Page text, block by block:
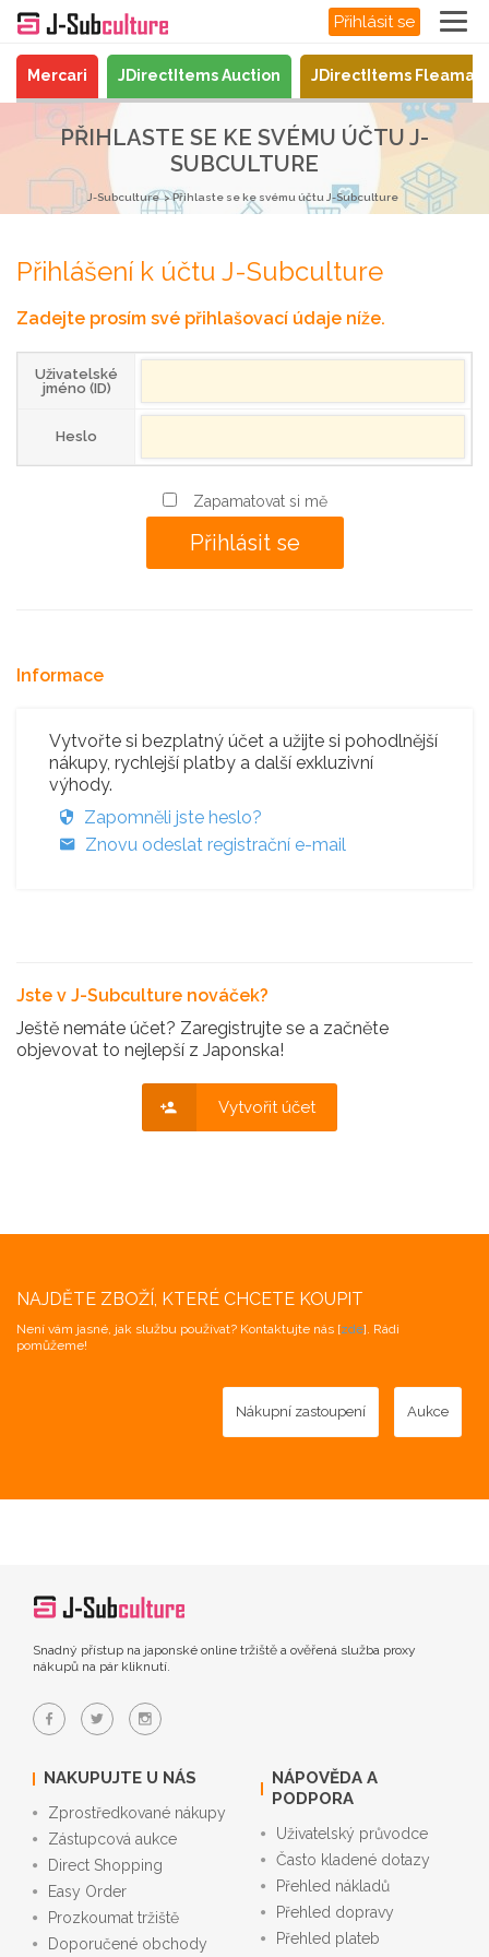
Přihlásit se
Mercari JDirectItems Auction JDirectItems
PŘIHLASTE SE KE SVÉMU ÚČTU J-
SUBCULTURE
J-Subculture Přihlaste se ke svému účtu J-Subculture
Přihlášení k účtu J-Subculture
Zadejte prosím své přihlašovací údaje níže.
Uživatelské
jméno (ID)
Heslo
Zapamatovat si mě
Informace
Vytvořte si bezplatný účet a užijte si pohodlnější
nákupy, rychlejší platby a další exkluzivní
výhody.
Zapomněli jste heslo?
Znovu odeslat registrační e-mail
Jste v J-Subculture nováček?
Ještě nemáte účet? Zaregistrujte se a začněte
objevovat to nejlepší z Japonska!
Vytvořit účet
NAJDĚTE ZBOŽÍ, KTERÉ CHCETE KOUPIT
Není vám jasné, jak službu používat? Kontaktujte nás [zde]. Rádi
pomůžeme!
Nákupní zastoupení Aukce
Snadný přístup na japonské online tržiště a ověřená služba proxy
nákupů na pár kliknutí.
NAKUPUJTE U NÁS
Zprostředkované nákupy
Zástupcová aukce
Direct Shopping
Easy Order
Prozkoumat tržiště
Doporučené obchody
NÁPOVĚDA A
PODPORA
Uživatelský průvodce
Často kladené dotazy
Přehled nákladů
Přehled dopravy
Přehled plateb